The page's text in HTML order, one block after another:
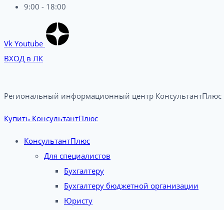
9:00 - 18:00
Vk Youtube
ВХОД в ЛК
Региональный информационный центр КонсультантПлюс
Купить КонсультантПлюс
КонсультантПлюс
Для специалистов
Бухгалтеру
Бухгалтеру бюджетной организации
Юристу